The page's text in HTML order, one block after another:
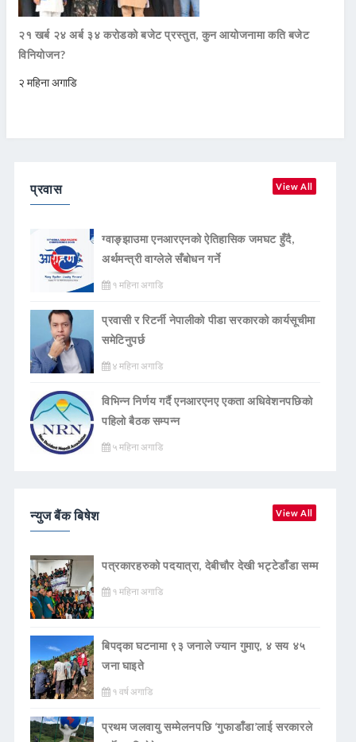
२१ खर्ब २४ अर्ब ३४ करोडको बजेट प्रस्तुत, कुन आयोजनामा कति बजेट
विनियोजन?
२ महिना अगाडि
प्रवास View All
ग्वाङ्झाउमा एनआरएनको ऐतिहासिक जमघट हुँदै,
अर्थमन्त्री वाग्लेले सँबोधन गर्ने
१ महिना अगाडि
प्रवासी र रिटर्नी नेपालीको पीडा सरकारको कार्यसूचीमा
समेटिनुपर्छ
४ महिना अगाडि
विभिन्न निर्णय गर्दै एनआरएनए एकता अधिवेशनपछिको
पहिलो बैठक सम्पन्न
५ महिना अगाडि
न्युज बैंक बिषेश View All
पत्रकारहरुको पदयात्रा, देबीचौर देखी भट्टेडाँडा सम्म
१ महिना अगाडि
बिपद्का घटनामा ९३ जनाले ज्यान गुमाए, ४ सय ४५
जना घाइते
१ वर्ष अगाडि
प्रथम जलवायु सम्मेलनपछि ‘गुफाडाँडा’लाई सरकारले